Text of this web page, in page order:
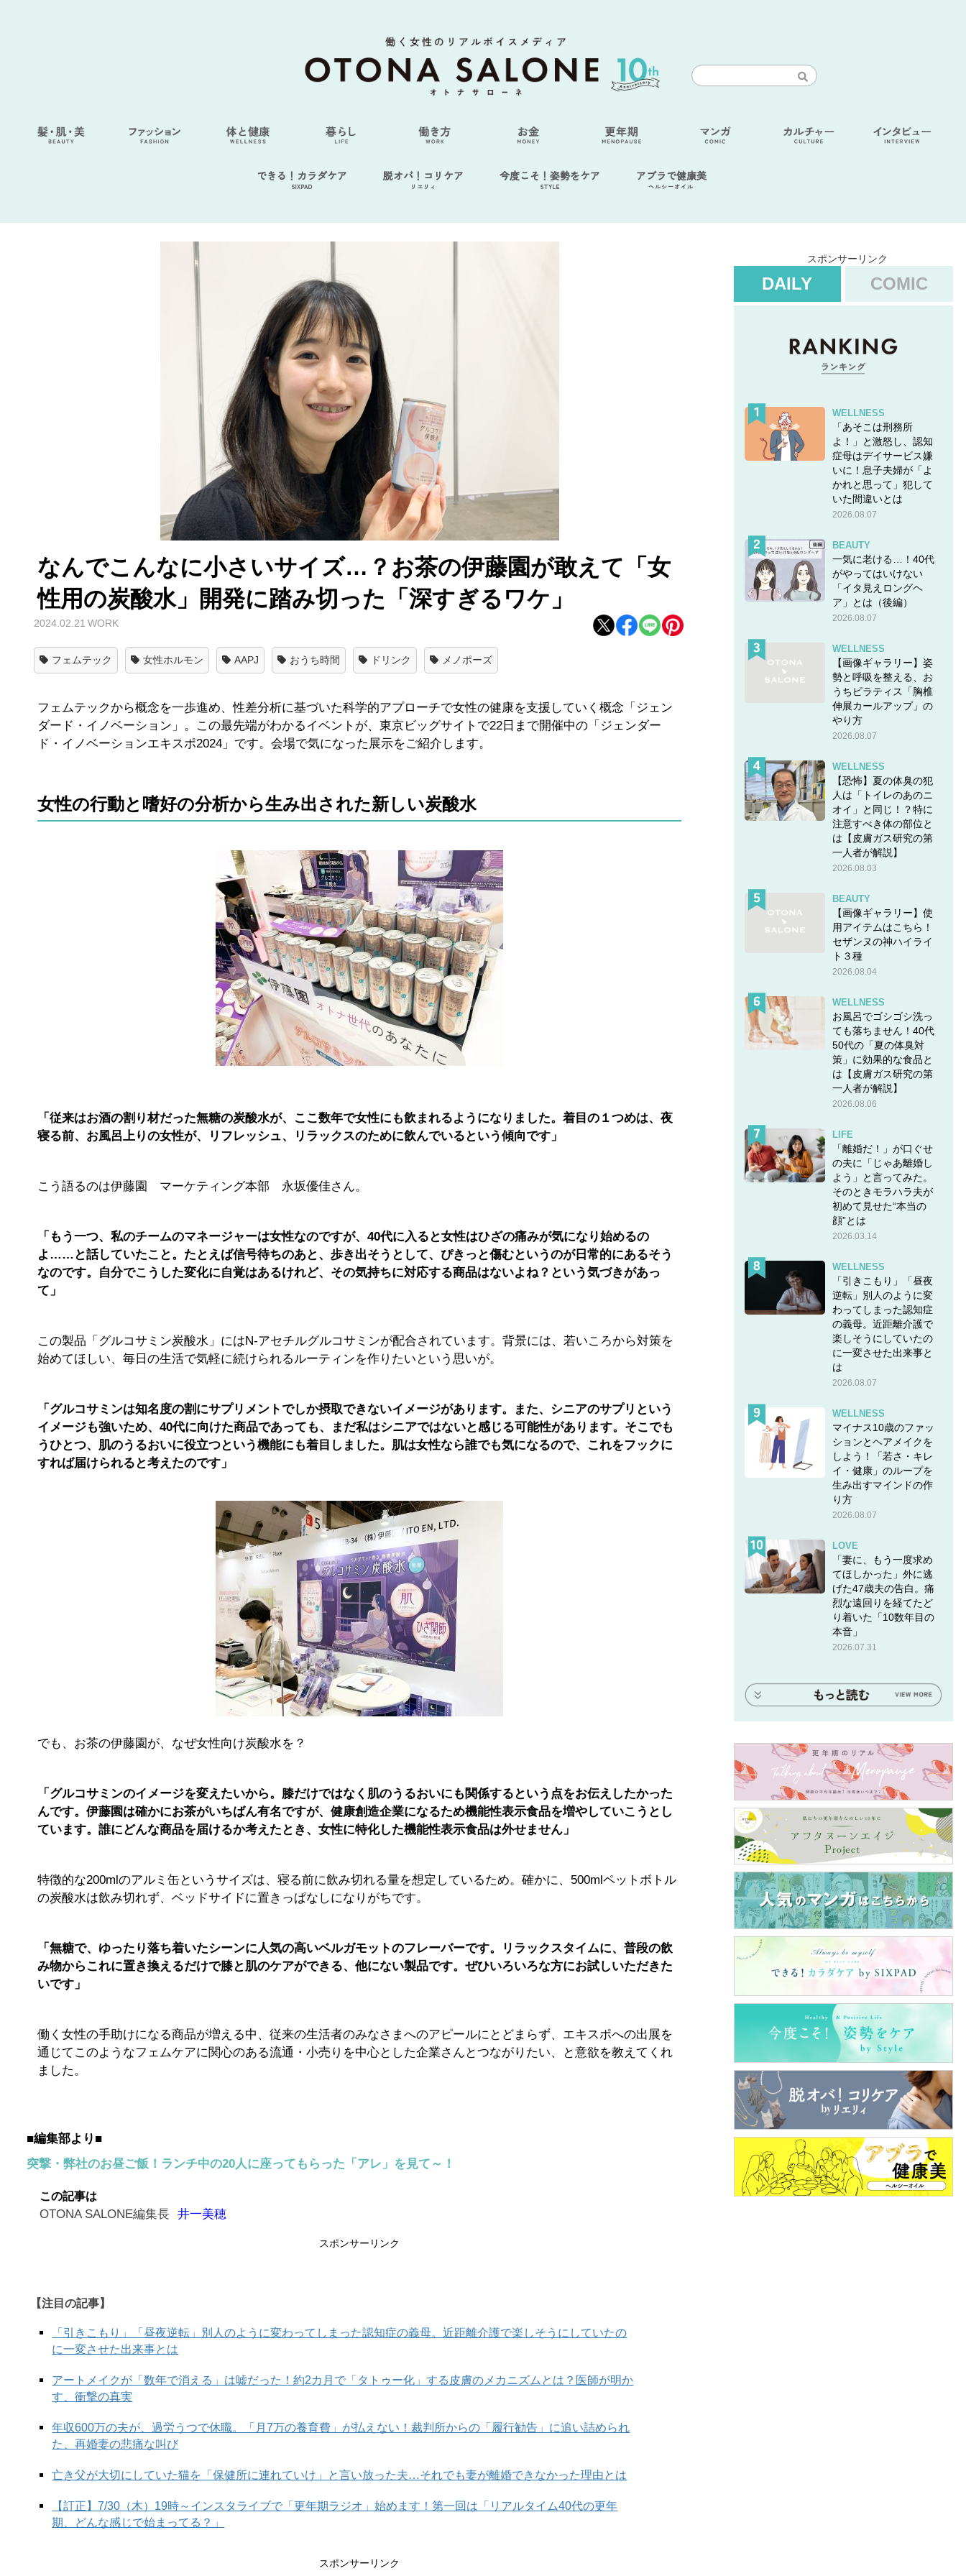
できる！カラダケア
SIXPAD
脱オバ！コリケア
リエリィ
今度こそ！姿勢をケア
STYLE
アブラで健康美
ヘルシーオイル
なんでこんなに小さいサイズ…？お茶の伊藤園が敢えて「女
性用の炭酸水」開発に踏み切った「深すぎるワケ」
2024.02.21 WORK
フェムテック 女性ホルモン AAPJ おうち時間 ドリンク メノポーズ
フェムテックから概念を一歩進め、性差分析に基づいた科学的アプローチで女性の健康を支援していく概念「ジェン
ダード・イノベーション」。この最先端がわかるイベントが、東京ビッグサイトで22日まで開催中の「ジェンダー
ド・イノベーションエキスポ2024」です。会場で気になった展示をご紹介します。
女性の行動と嗜好の分析から生み出された新しい炭酸水
「従来はお酒の割り材だった無糖の炭酸水が、ここ数年で女性にも飲まれるようになりました。着目の１つめは、夜
寝る前、お風呂上りの女性が、リフレッシュ、リラックスのために飲んでいるという傾向です」
こう語るのは伊藤園 マーケティング本部 永坂優佳さん。
「もう一つ、私のチームのマネージャーは女性なのですが、40代に入ると女性はひざの痛みが気になり始めるの
よ……と話していたこと。たとえば信号待ちのあと、歩き出そうとして、ぴきっと傷むというのが日常的にあるそう
なのです。自分でこうした変化に自覚はあるけれど、その気持ちに対応する商品はないよね？という気づきがあっ
て」
この製品「グルコサミン炭酸水」にはN-アセチルグルコサミンが配合されています。背景には、若いころから対策を
始めてほしい、毎日の生活で気軽に続けられるルーティンを作りたいという思いが。
「グルコサミンは知名度の割にサプリメントでしか摂取できないイメージがあります。また、シニアのサプリという
イメージも強いため、40代に向けた商品であっても、まだ私はシニアではないと感じる可能性があります。そこでも
うひとつ、肌のうるおいに役立つという機能にも着目しました。肌は女性なら誰でも気になるので、これをフックに
すれば届けられると考えたのです」
でも、お茶の伊藤園が、なぜ女性向け炭酸水を？
「グルコサミンのイメージを変えたいから。膝だけではなく肌のうるおいにも関係するという点をお伝えしたかった
んです。伊藤園は確かにお茶がいちばん有名ですが、健康創造企業になるため機能性表示食品を増やしていこうとし
ています。誰にどんな商品を届けるか考えたとき、女性に特化した機能性表示食品は外せません」
特徴的な200mlのアルミ缶というサイズは、寝る前に飲み切れる量を想定しているため。確かに、500mlペットボトル
の炭酸水は飲み切れず、ベッドサイドに置きっぱなしになりがちです。
「無糖で、ゆったり落ち着いたシーンに人気の高いベルガモットのフレーバーです。リラックスタイムに、普段の飲
み物からこれに置き換えるだけで膝と肌のケアができる、他にない製品です。ぜひいろいろな方にお試しいただきた
いです」
働く女性の手助けになる商品が増える中、従来の生活者のみなさまへのアピールにとどまらず、エキスポへの出展を
通じてこのようなフェムケアに関心のある流通・小売りを中心とした企業さんとつながりたい、と意欲を教えてくれ
ました。
■編集部より■
突撃・弊社のお昼ご飯！ランチ中の20人に座ってもらった「アレ」を見て～！
この記事は
OTONA SALONE編集長 井一美穂
スポンサーリンク
【注目の記事】
「引きこもり」「昼夜逆転」別人のように変わってしまった認知症の義母。近距離介護で楽しそうにしていたの
に一変させた出来事とは
アートメイクが「数年で消える」は嘘だった！約2カ月で「タトゥー化」する皮膚のメカニズムとは？医師が明か
す、衝撃の真実
年収600万の夫が、過労うつで休職。「月7万の養育費」が払えない！裁判所からの「履行勧告」に追い詰められ
た、再婚妻の悲痛な叫び
亡き父が大切にしていた猫を「保健所に連れていけ」と言い放った夫…それでも妻が離婚できなかった理由とは
【訂正】7/30（木）19時～インスタライブで「更年期ラジオ」始めます！第一回は「リアルタイム40代の更年
期、どんな感じで始まってる？」
スポンサーリンク
スポンサーリンク
DAILY COMIC
WELLNESS
「あそこは刑務所
よ！」と激怒し、認知
症母はデイサービス嫌
いに！息子夫婦が「よ
かれと思って」犯して
いた間違いとは
2026.08.07
BEAUTY
一気に老ける…！40代
がやってはいけない
「イタ見えロングヘ
ア」とは（後編）
2026.08.07
WELLNESS
【画像ギャラリー】姿
勢と呼吸を整える、お
うちピラティス「胸椎
伸展カールアップ」の
やり方
2026.08.07
WELLNESS
【恐怖】夏の体臭の犯
人は「トイレのあのニ
オイ」と同じ！？特に
注意すべき体の部位と
は【皮膚ガス研究の第
一人者が解説】
2026.08.03
BEAUTY
【画像ギャラリー】使
用アイテムはこちら！
セザンヌの神ハイライ
ト３種
2026.08.04
WELLNESS
お風呂でゴシゴシ洗っ
ても落ちません！40代
50代の「夏の体臭対
策」に効果的な食品と
は【皮膚ガス研究の第
一人者が解説】
2026.08.06
LIFE
「離婚だ！」が口ぐせ
の夫に「じゃあ離婚し
よう」と言ってみた。
そのときモラハラ夫が
初めて見せた“本当の
顔”とは
2026.03.14
WELLNESS
「引きこもり」「昼夜
逆転」別人のように変
わってしまった認知症
の義母。近距離介護で
楽しそうにしていたの
に一変させた出来事と
は
2026.08.07
WELLNESS
マイナス10歳のファッ
ションとヘアメイクを
しよう！「若さ・キレ
イ・健康」のループを
生み出すマインドの作
り方
2026.08.07
LOVE
「妻に、もう一度求め
てほしかった」外に逃
げた47歳夫の告白。痛
烈な遠回りを経てたど
り着いた「10数年目の
本音」
2026.07.31